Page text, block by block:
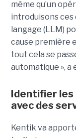
même qu’un
introduisons ces
langage (LLM)
cause première
tout cela se
automatique », a
Identifier
avec des
Kentik va